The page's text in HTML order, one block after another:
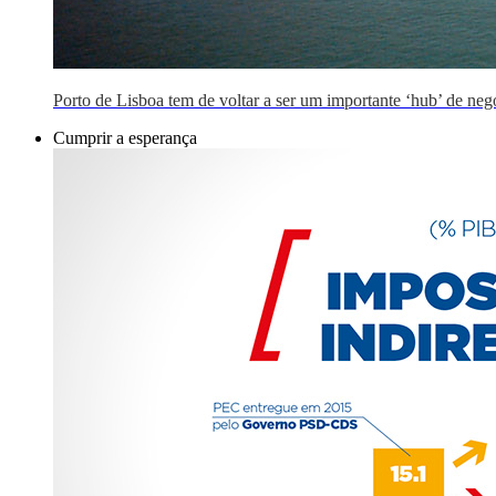
Porto de Lisboa tem de voltar a ser um importante ‘hub’ de
Cumprir a esperança